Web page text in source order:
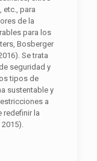
para
de la
para los
Bosberger
Se trata
seguridad y
tipos de
sustentable y
a
redefinir la